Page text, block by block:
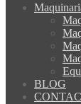
BLOG